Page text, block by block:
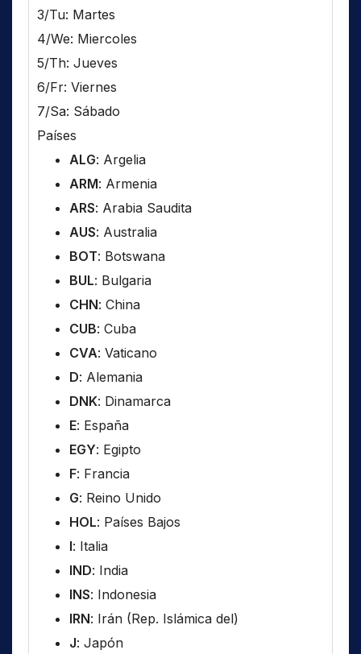
3/Tu: Martes
4/We: Miercoles
5/Th: Jueves
6/Fr: Viernes
7/Sa: Sábado
Países
ALG: Argelia
ARM: Armenia
ARS: Arabia Saudita
AUS: Australia
BOT: Botswana
BUL: Bulgaria
CHN: China
CUB: Cuba
CVA: Vaticano
D: Alemania
DNK: Dinamarca
E: España
EGY: Egipto
F: Francia
G: Reino Unido
HOL: Países Bajos
I: Italia
IND: India
INS: Indonesia
IRN: Irán (Rep. Islámica del)
J: Japón